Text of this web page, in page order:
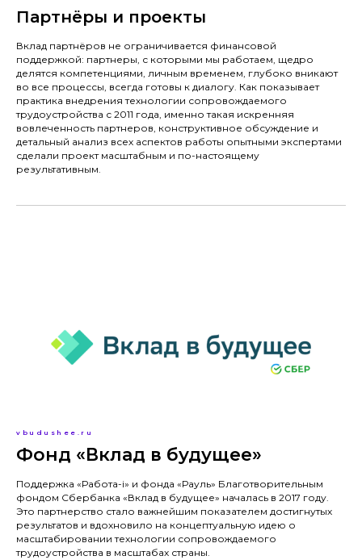
Партнёры и проекты
Вклад партнёров не ограничивается финансовой
поддержкой: партнеры, с которыми мы работаем, щедро
делятся компетенциями, личным временем, глубоко вникают
во все процессы, всегда готовы к диалогу. Как показывает
практика внедрения технологии сопровождаемого
трудоустройства с 2011 года, именно такая искренняя
вовлеченность партнеров, конструктивное обсуждение и
детальный анализ всех аспектов работы опытными экспертами
сделали проект масштабным и по-настоящему
результативным.
vbudushee.ru
Фонд «Вклад в будущее»
Поддержка «Работа-i» и фонда «Рауль» Благотворительным
фондом Сбербанка «Вклад в будущее» началась в 2017 году.
Это партнерство стало важнейшим показателем достигнутых
результатов и вдохновило на концептуальную идею о
масштабировании технологии сопровождаемого
трудоустройства в масштабах страны.